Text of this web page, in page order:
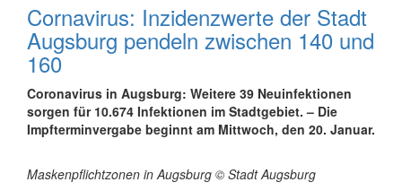
Cornavirus: Inzidenzwerte der Stadt
Augsburg pendeln zwischen 140 und
160
Coronavirus in Augsburg: Weitere 39 Neuinfektionen
sorgen für10.674 Infektionen im Stadtgebiet. – Die
Impfterminvergabe beginnt am Mittwoch, den 20. Januar.
Maskenpflichtzonen in Augsburg © Stadt Augsburg